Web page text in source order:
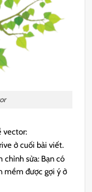
vector:
ở cuối bài viết.
chỉnh sửa: Bạn có
mềm được gợi ý ở